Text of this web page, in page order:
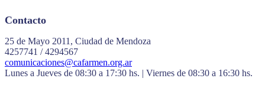
Contacto
25 de Mayo 2011, Ciudad de Mendoza
4257741 / 4294567
comunicaciones@cafarmen.org.ar
Lunes a Jueves de 08:30 a 17:30 hs. | Viernes de 08:30 a 16:30 hs.